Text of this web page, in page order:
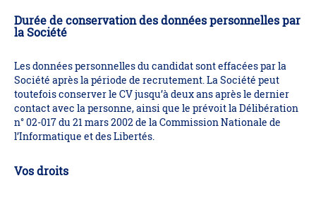
Durée de conservation des données personnelles par
la Société
Les données personnelles du candidat sont effacées par la
Société après la période de recrutement. La Société peut
toutefois conserver le CV jusqu’à deux ans après le dernier
contact avec la personne, ainsi que le prévoit la Délibération
n° 02-017 du 21 mars 2002 de la Commission Nationale de
l’Informatique et des Libertés.
Vos droits